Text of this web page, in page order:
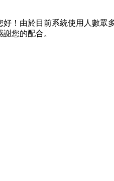
好！由於目前系統使用人數眾
您的配合。